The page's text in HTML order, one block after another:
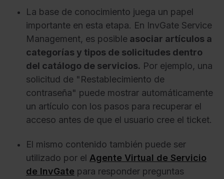
La base de conocimiento juega un papel
importante en esta etapa. En InvGate Service
Management, es posible asociar artículos a
categorías y tipos de solicitudes dentro
del catálogo de servicios. Por ejemplo, una
solicitud de "Restablecimiento de
contraseña" puede mostrar automáticamente
un artículo con los pasos para recuperar el
acceso antes de que el usuario cree el ticket.
El mismo contenido también puede ser
utilizado por el Agente Virtual de Servicio
de InvGate para responder preguntas